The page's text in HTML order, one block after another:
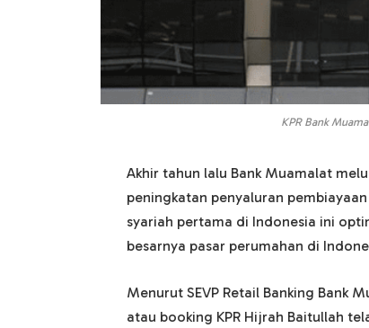
KPR Bank
Akhir tahun lalu Bank Muamalat
peningkatan penyaluran
syariah pertama di Indonesia ini
besarnya pasar perumahan di
Menurut SEVP Retail Banking Bank
atau booking KPR Hijrah Baitullah